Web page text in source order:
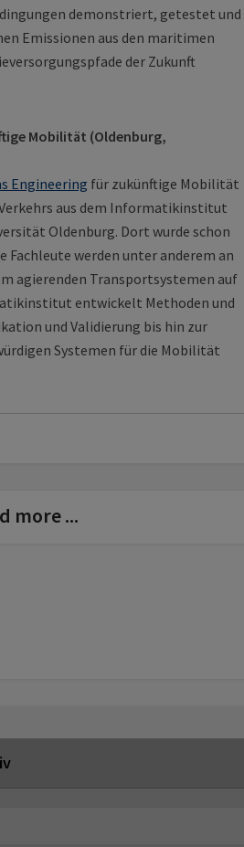
demonstriert, getestet und
Emissionen aus den maritimen
der Zukunft
Mobilität (Oldenburg,
Engineering für zukünftige Mobilität
aus dem Informatikinstitut
Oldenburg. Dort wurde schon
Fachleute werden unter anderem an
agierenden Transportsystemen auf
entwickelt Methoden und
und Validierung bis hin zur
Systemen für die Mobilität
more ...